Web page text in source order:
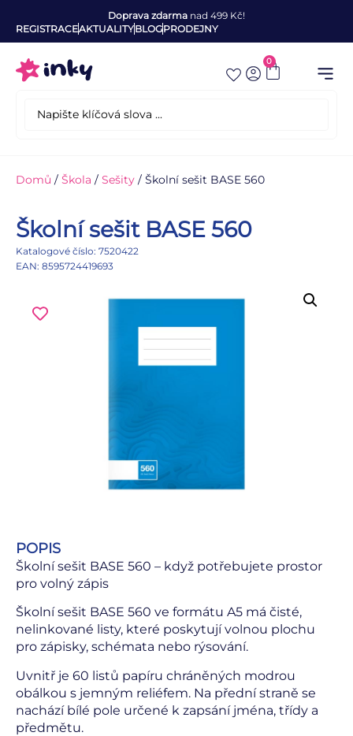
Doprava zdarma nad 499 Kč!
REGISTRACEAKTUALITYBLOGPRODEJNY
0
Domů / Škola / Sešity / Školní sešit BASE 560
Školní sešit BASE 560
Katalogové číslo: 7520422
EAN: 8595724419693
POPIS
Školní sešit BASE 560 – když potřebujete prostor
pro volný zápis
Školní sešit BASE 560 ve formátu A5 má čisté,
nelinkované listy, které poskytují volnou plochu
pro zápisky, schémata nebo rýsování.
Uvnitř je 60 listů papíru chráněných modrou
obálkou s jemným reliéfem. Na přední straně se
nachází bílé pole určené k zapsání jména, třídy a
předmětu.